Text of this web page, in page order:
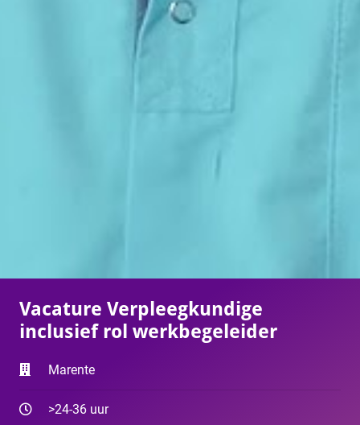
Vacature Verpleegkundige
inclusief rol werkbegeleider
Marente
>24-36 uur